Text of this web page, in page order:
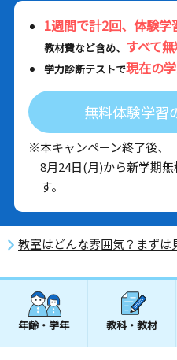
1週間で計2回、体験学
教材費など含め、 すべて
学力診断テストで現在の
無料体験学習
※本キャンペーン終了後、
8月24日(月)から新学期
す。
教室はどんな雰囲気？まずは
年齢・学年 教科・教材